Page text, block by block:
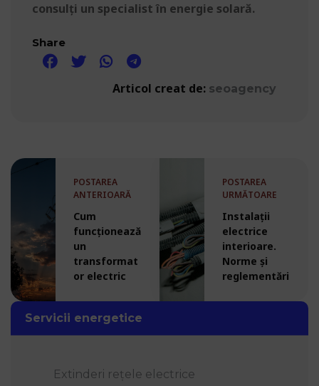
consulți un specialist în energie solară.
Share
Articol creat de: seoagency
POSTAREA
ANTERIOARĂ
Cum
funcționează
un
transformat
or electric
POSTAREA
URMĂTOARE
Instalații
electrice
interioare.
Norme și
reglementări
Servicii energetice
Extinderi rețele electrice